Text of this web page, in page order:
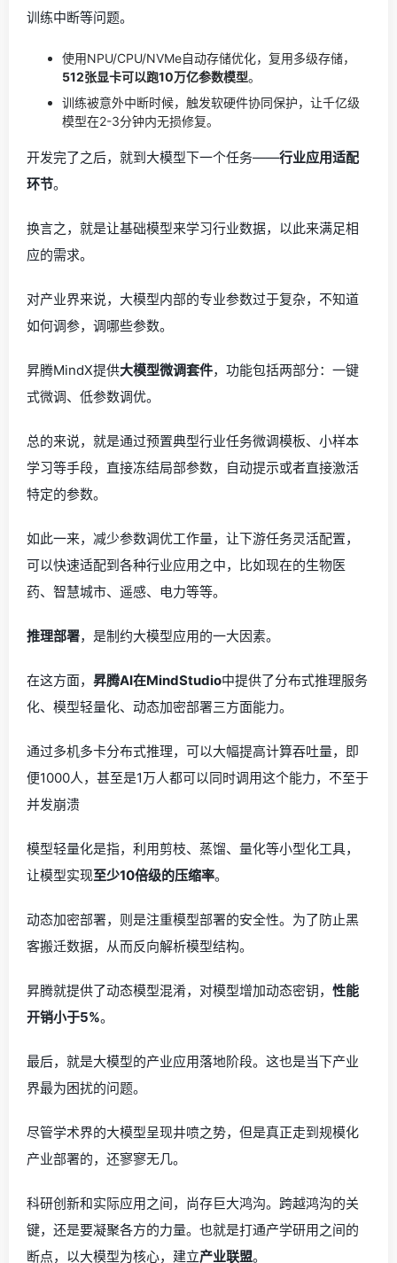
训练中断等问题。
使用NPU/CPU/NVMe自动存储优化，复用多级存储，
512张显卡可以跑10万亿参数模型。
训练被意外中断时候，触发软硬件协同保护，让千亿级
模型在2-3分钟内无损修复。
开发完了之后，就到大模型下一个任务——行业应用适配
环节。
换言之，就是让基础模型来学习行业数据，以此来满足相
应的需求。
对产业界来说，大模型内部的专业参数过于复杂，不知道
如何调参，调哪些参数。
昇腾MindX提供大模型微调套件，功能包括两部分：一键
式微调、低参数调优。
总的来说，就是通过预置典型行业任务微调模板、小样本
学习等手段，直接冻结局部参数，自动提示或者直接激活
特定的参数。
如此一来，减少参数调优工作量，让下游任务灵活配置，
可以快速适配到各种行业应用之中，比如现在的生物医
药、智慧城市、遥感、电力等等。
推理部署，是制约大模型应用的一大因素。
在这方面， 昇腾AI在MindStudio中提供了分布式推理服务
化、模型轻量化、动态加密部署三方面能力。
通过多机多卡分布式推理，可以大幅提高计算吞吐量，即
便1000人，甚至是1万人都可以同时调用这个能力，不至于
并发崩溃
模型轻量化是指，利用剪枝、蒸馏、量化等小型化工具，
让模型实现至少10倍级的压缩率。
动态加密部署，则是注重模型部署的安全性。为了防止黑
客搬迁数据，从而反向解析模型结构。
昇腾就提供了动态模型混淆，对模型增加动态密钥， 性能
开销小于5%。
最后，就是大模型的产业应用落地阶段。这也是当下产业
界最为困扰的问题。
尽管学术界的大模型呈现井喷之势，但是真正走到规模化
产业部署的，还寥寥无几。
科研创新和实际应用之间，尚存巨大鸿沟。跨越鸿沟的关
键，还是要凝聚各方的力量。也就是打通产学研用之间的
断点，以大模型为核心，建立产业联盟。